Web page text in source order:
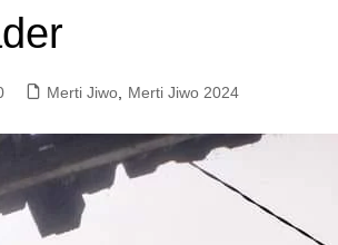
Merti Jiwo Merti Jiwo 2024